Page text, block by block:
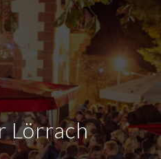
Lörrach